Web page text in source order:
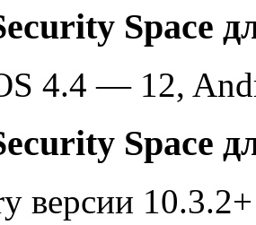
Space
4.4 — 12,
Space
версии 10.3.2+